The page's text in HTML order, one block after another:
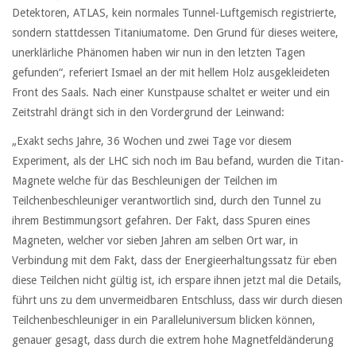
Detektoren, ATLAS, kein normales Tunnel-Luftgemisch registrierte,
sondern stattdessen Titaniumatome. Den Grund für dieses weitere,
unerklärliche Phänomen haben wir nun in den letzten Tagen
gefunden“, referiert Ismael an der mit hellem Holz ausgekleideten
Front des Saals. Nach einer Kunstpause schaltet er weiter und ein
Zeitstrahl drängt sich in den Vordergrund der Leinwand:
„Exakt sechs Jahre, 36 Wochen und zwei Tage vor diesem
Experiment, als der LHC sich noch im Bau befand, wurden die Titan-
Magnete welche für das Beschleunigen der Teilchen im
Teilchenbeschleuniger verantwortlich sind, durch den Tunnel zu
ihrem Bestimmungsort gefahren. Der Fakt, dass Spuren eines
Magneten, welcher vor sieben Jahren am selben Ort war, in
Verbindung mit dem Fakt, dass der Energieerhaltungssatz für eben
diese Teilchen nicht gültig ist, ich erspare ihnen jetzt mal die Details,
führt uns zu dem unvermeidbaren Entschluss, dass wir durch diesen
Teilchenbeschleuniger in ein Paralleluniversum blicken können,
genauer gesagt, dass durch die extrem hohe Magnetfeldänderung